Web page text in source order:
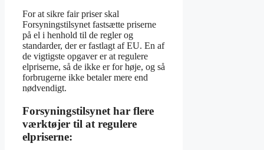
For at sikre fair priser skal
Forsyningstilsynet fastsætte priserne
på el i henhold til de regler og
standarder, der er fastlagt af EU. En af
de vigtigste opgaver er at regulere
elpriserne, så de ikke er for høje, og så
forbrugerne ikke betaler mere end
nødvendigt.
Forsyningstilsynet har flere
værktøjer til at regulere
elpriserne: